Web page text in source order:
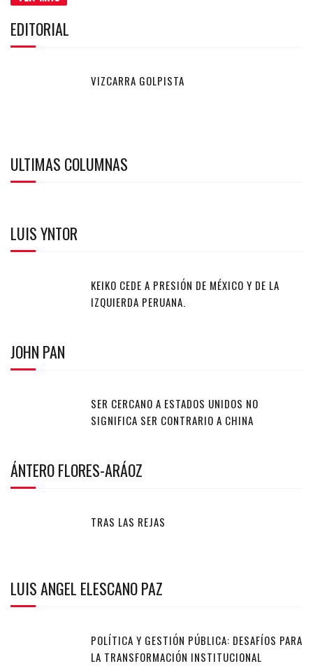
EDITORIAL
VIZCARRA GOLPISTA
ULTIMAS COLUMNAS
LUIS YNTOR
KEIKO CEDE A PRESIÓN DE MÉXICO Y DE LA
IZQUIERDA PERUANA.
JOHN PAN
SER CERCANO A ESTADOS UNIDOS NO
SIGNIFICA SER CONTRARIO A CHINA
ÁNTERO FLORES-ARÁOZ
TRAS LAS REJAS
LUIS ANGEL ELESCANO PAZ
POLÍTICA Y GESTIÓN PÚBLICA: DESAFÍOS PARA
LA TRANSFORMACIÓN INSTITUCIONAL